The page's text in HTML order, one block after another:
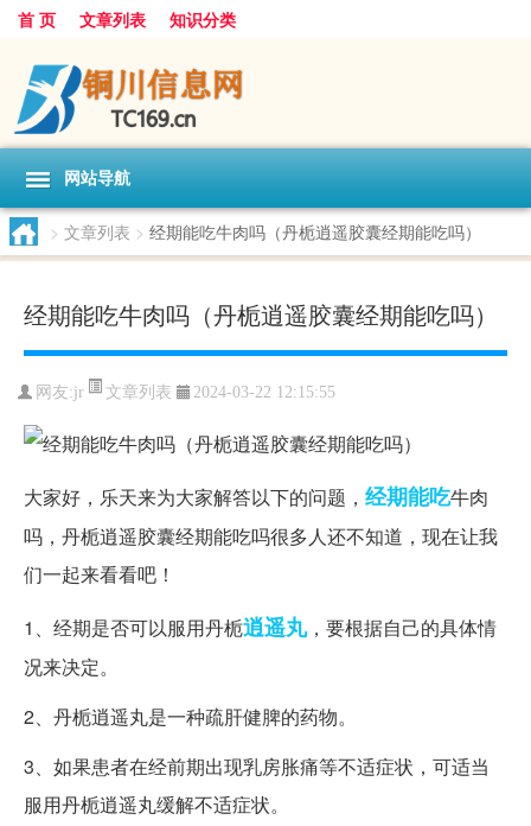
首 页 文章列表 知识分类
网站导航
> 文章列表 > 经期能吃牛肉吗（丹栀逍遥胶囊经期能吃吗）
经期能吃牛肉吗（丹栀逍遥胶囊经期能吃吗）
网友:jr 文章列表 2024-03-22 12:15:55
大家好，乐天来为大家解答以下的问题， 经期能吃牛肉
吗，丹栀逍遥胶囊经期能吃吗很多人还不知道，现在让我
们一起来看看吧！
1、经期是否可以服用丹栀逍遥丸，要根据自己的具体情
况来决定。
2、丹栀逍遥丸是一种疏肝健脾的药物。
3、如果患者在经前期出现乳房胀痛等不适症状，可适当
服用丹栀逍遥丸缓解不适症状。